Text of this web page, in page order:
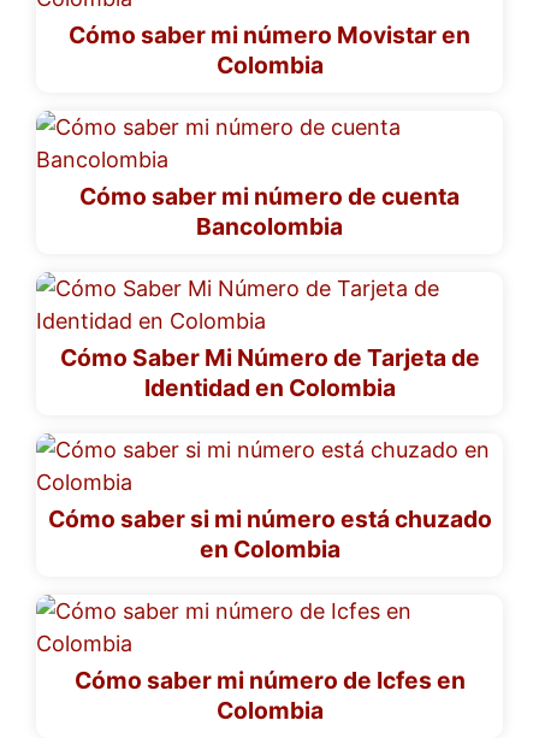
Cómo saber mi número Movistar en
Colombia
Cómo saber mi número de cuenta
Bancolombia
Cómo Saber Mi Número de Tarjeta de
Identidad en Colombia
Cómo saber si mi número está chuzado
en Colombia
Cómo saber mi número de Icfes en
Colombia